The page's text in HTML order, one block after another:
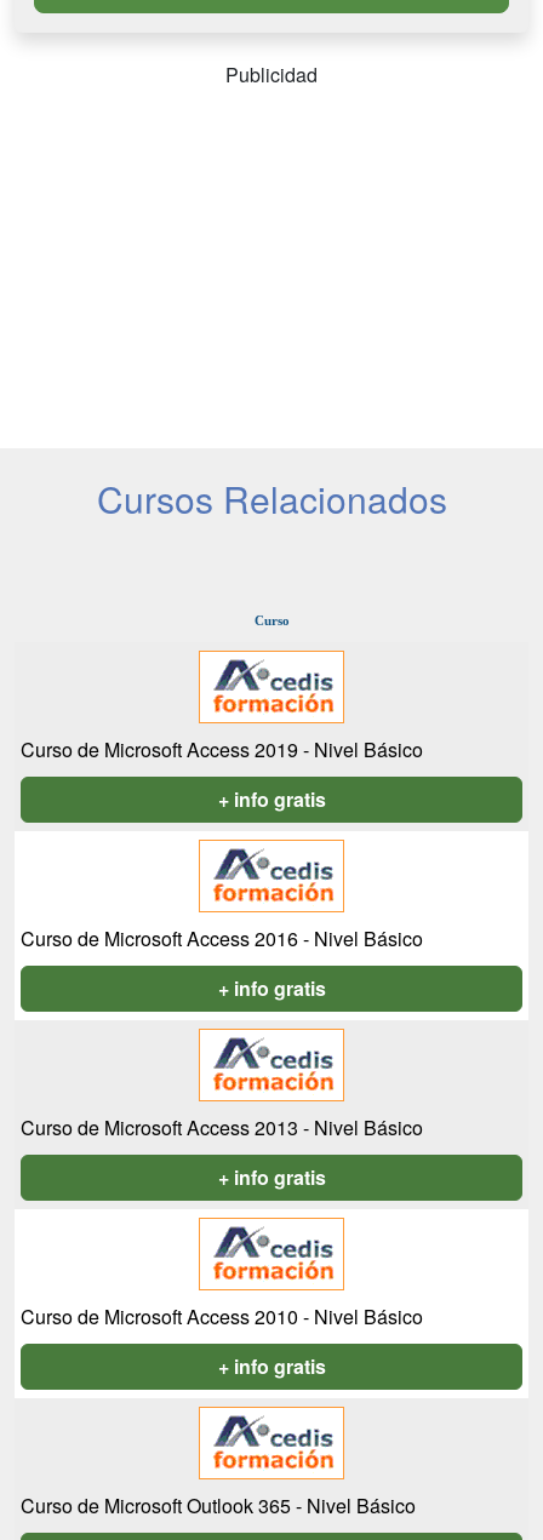
Publicidad
Cursos Relacionados
Curso
Curso de Microsoft Access 2019 - Nivel Básico
+ info gratis
Curso de Microsoft Access 2016 - Nivel Básico
+ info gratis
Curso de Microsoft Access 2013 - Nivel Básico
+ info gratis
Curso de Microsoft Access 2010 - Nivel Básico
+ info gratis
Curso de Microsoft Outlook 365 - Nivel Básico